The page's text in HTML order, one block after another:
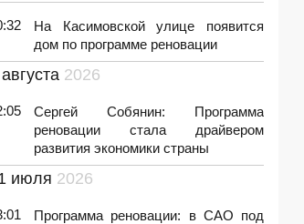
На Касимовской улице появится
дом по программе реновации
2026
Сергей Собянин: Программа
реновации стала драйвером
развития экономики страны
июля 2026
Программа реновации: в САО под